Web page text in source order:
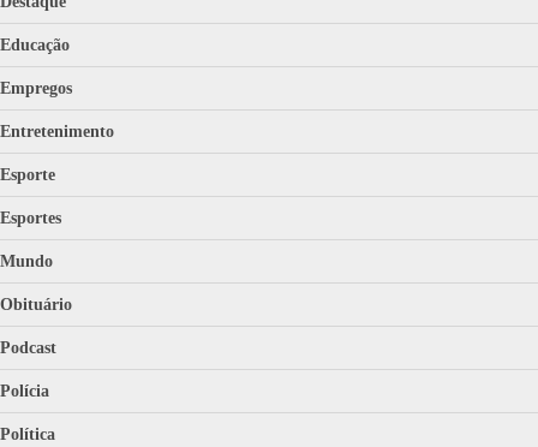
Educação
Empregos
Entretenimento
Esporte
Esportes
Mundo
Obituário
Podcast
Polícia
Política